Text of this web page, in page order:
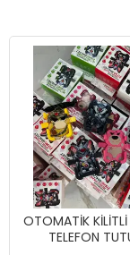
OTOMATİK KİLİTLİ
TELEFON